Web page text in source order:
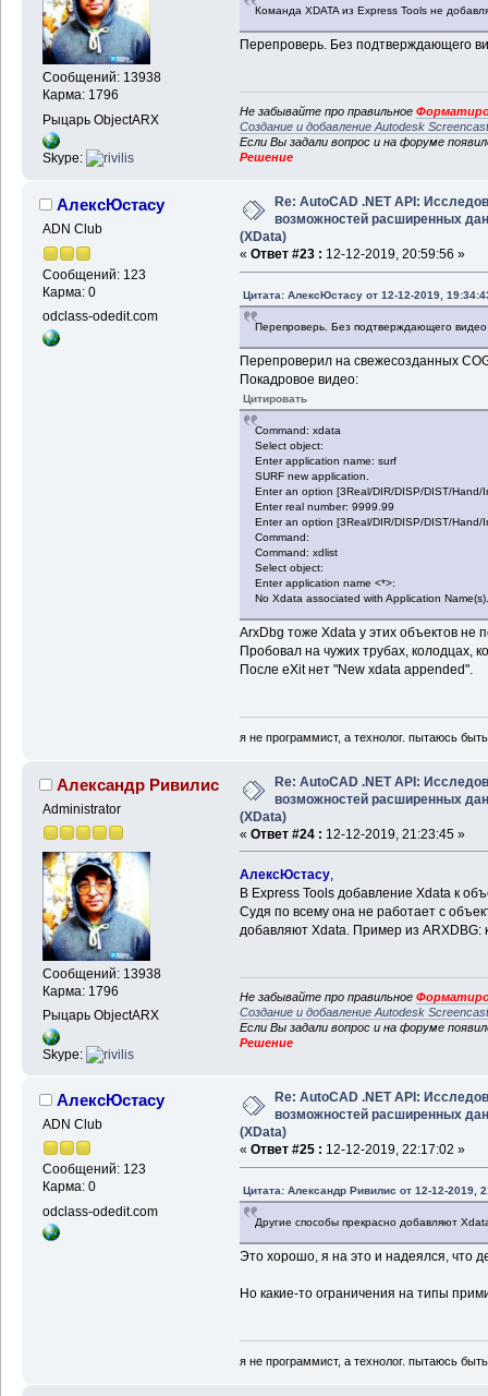
Сообщений: 13938
Карма: 1796
Рыцарь ObjectARX
Skype:
Команда XDATA из Express Tools не
Перепроверь. Без подтверждающего
Не забывайте про правильное
Создание и добавление Autodesk
Если Вы задали вопрос и на форуме
Решение
АлексЮстасу
ADN Club
Сообщений: 123
Карма: 0
odclass-odedit.com
Re: AutoCAD .NET API:
возможностей расширенных
(XData)
« Ответ #23 : 12-12-2019, 20:59:56 »
Цитата: АлексЮстасу от 12-12-2019,
Перепроверь. Без подтверждающего
Перепроверил на свежесозданных
Покадровое видео:
Цитировать
Command: xdata
Select object:
Enter application name: surf
SURF new application.
Enter an option [3Real/DIR/DISP/DIST/
Enter real number: 9999.99
Enter an option [3Real/DIR/DISP/DIST/
Command:
Command: xdlist
Select object:
Enter application name <*>:
No Xdata associated with Application Name(s).
ArxDbg тоже Xdata у этих объектов не
Пробовал на чужих трубах, колодцах,
После eXit нет "New xdata appended".
я не программист, а технолог. пытаюсь
Александр Ривилис
Administrator
Сообщений: 13938
Карма: 1796
Рыцарь ObjectARX
Skype:
Re: AutoCAD .NET API:
возможностей расширенных
(XData)
« Ответ #24 : 12-12-2019, 21:23:45 »
АлексЮстасу,
В Express Tools добавление Xdata к
Судя по всему она не работает с
добавляют Xdata. Пример из ARXDBG:
Не забывайте про правильное
Создание и добавление Autodesk
Если Вы задали вопрос и на форуме
Решение
АлексЮстасу
ADN Club
Сообщений: 123
Карма: 0
odclass-odedit.com
Re: AutoCAD .NET API:
возможностей расширенных
(XData)
« Ответ #25 : 12-12-2019, 22:17:02 »
Цитата: Александр Ривилис от 12-12-2019,
Другие способы прекрасно добавляют
Это хорошо, я на это и надеялся, что
Но какие-то ограничения на типы
я не программист, а технолог. пытаюсь